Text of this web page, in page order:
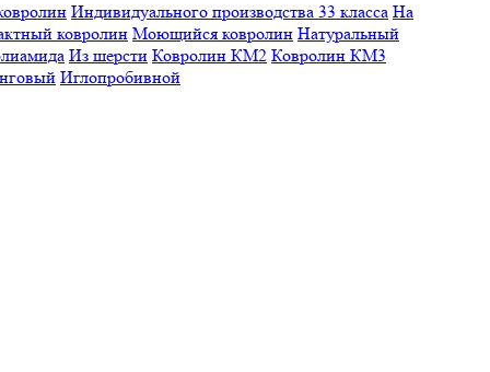
Индивидуального производства 33 класса На
ковролин Моющийся ковролин Натуральный
Из шерсти Ковролин КМ2 Ковролин КМ3
Иглопробивной